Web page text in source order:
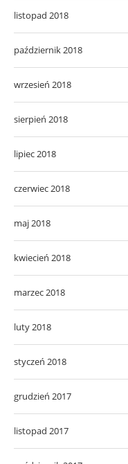
listopad 2018
październik 2018
wrzesień 2018
sierpień 2018
lipiec 2018
czerwiec 2018
maj 2018
kwiecień 2018
marzec 2018
luty 2018
styczeń 2018
grudzień 2017
listopad 2017